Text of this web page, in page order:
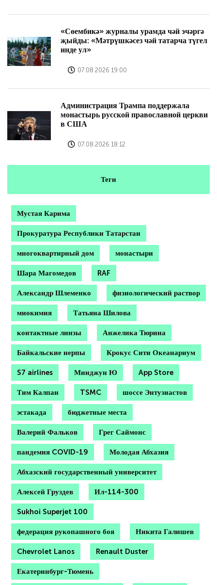
«Сөембикә» журналы урамда чәй эчәргә
җыйды: «Мәтрүшкәсез чәй татарча түгел
инде ул»
07.08.2026 19:00
Администрация Трампа поддержала
монастырь русской православной церкви
в США
07.08.2026 18:12
Теги
Мустая Карима
Прокуратура Республики Татарстан
многоквартирный дом монастыри
Шара Магомедов RAF
Александр Шлеменко физиологический раствор
миокимия Татьяна Шилова
контактные линзы Анжелика Тюрина
Байкальские нерпы Крокус Сити Океанариум
S7 airlines Минджун Ю App Store
Тим Калпан TSMC шоссе Энтузиастов
эстакада бюджетные места
Валерий Фальков Грег Саймонс
пандемия COVID-19 Молодая Абхазия
Абхазский государственный университет
Алексей Груздев Ил-114-300
Sukhoi Superjet 100
федерация рукопашного боя Никита Галишев
Chevrolet Lanos Renault Duster
Екатеринбург-Тюмень